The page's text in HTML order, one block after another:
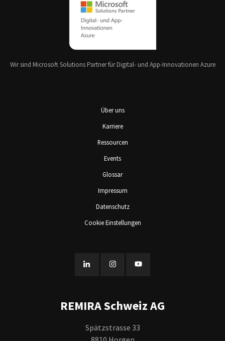
Wir sind Microsoft Solutions Partner für Digital- und App-Innovationen Azure
Über uns
Karriere
Ressourcen
Events
Glossar
Impressum
Datenschutz
Cookie Einstellungen
REMIRA Schweiz AG
Spätzstrasse 33